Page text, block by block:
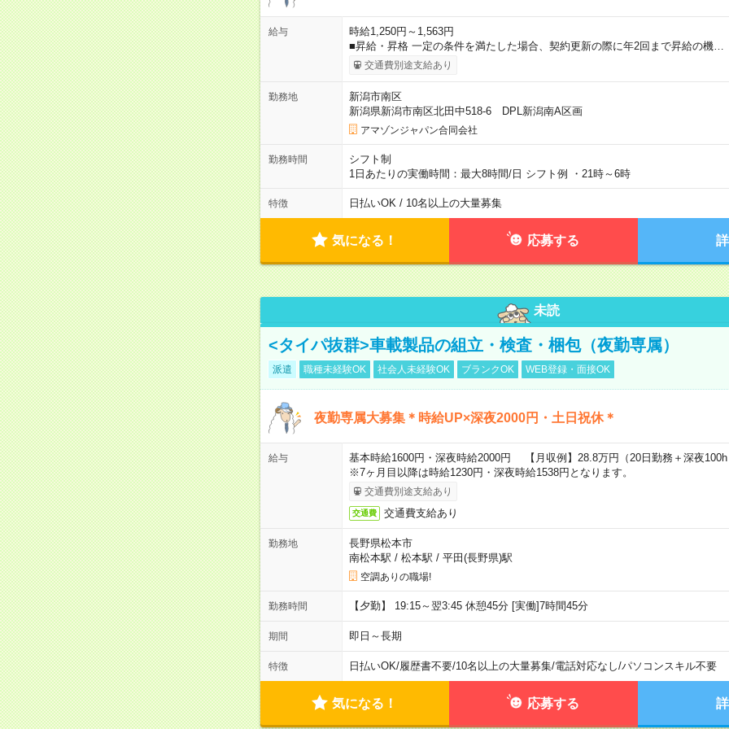
給与
時給1,250円～1,563円
■昇給・昇格 一定の条件を満たした場合、契約更新の際に年2回まで昇給の機…
交通費別途支給あり
勤務地
新潟市南区
新潟県新潟市南区北田中518-6 DPL新潟南A区画
アマゾンジャパン合同会社
勤務時間
シフト制
1日あたりの実働時間：最大8時間/日 シフト例 ・21時～6時
特徴 日払いOK / 10名以上の大量募集
気になる！ 応募する
未読
<タイパ抜群>車載製品の組立・検査・梱包（夜勤専属）
派遣 職種未経験OK 社会人未経験OK ブランクOK WEB登録・面接OK
夜勤専属大募集＊時給UP×深夜2000円・土日祝休＊
給与
基本時給1600円・深夜時給2000円 【月収例】28.8万円（20日勤務＋深夜
※7ヶ月目以降は時給1230円・深夜時給1538円となります。
交通費別途支給あり
交通費 交通費支給あり
勤務地
長野県松本市
南松本駅 / 松本駅 / 平田(長野県)駅
空調ありの職場!
勤務時間 【夕勤】 19:15～翌3:45 休憩45分 [実働]7時間45分
期間 即日～長期
特徴 日払いOK/履歴書不要/10名以上の大量募集/電話対応なし/パソコンスキル不要
気になる！ 応募する